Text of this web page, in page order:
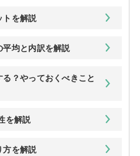
トを解説
平均と内訳を解説
？やっておくべきこと
を解説
方を解説